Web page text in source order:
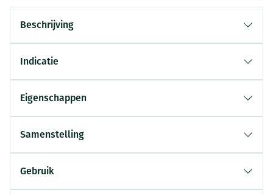
Beschrijving
Indicatie
Eigenschappen
Samenstelling
Gebruik